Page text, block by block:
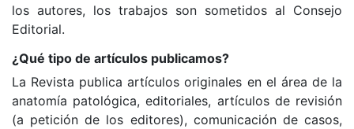
los autores, los trabajos son sometidos al Consejo
Editorial.
¿Qué tipo de artículos publicamos?
La Revista publica artículos originales en el área de la
anatomía patológica, editoriales, artículos de revisión
(a petición de los editores), comunicación de casos,